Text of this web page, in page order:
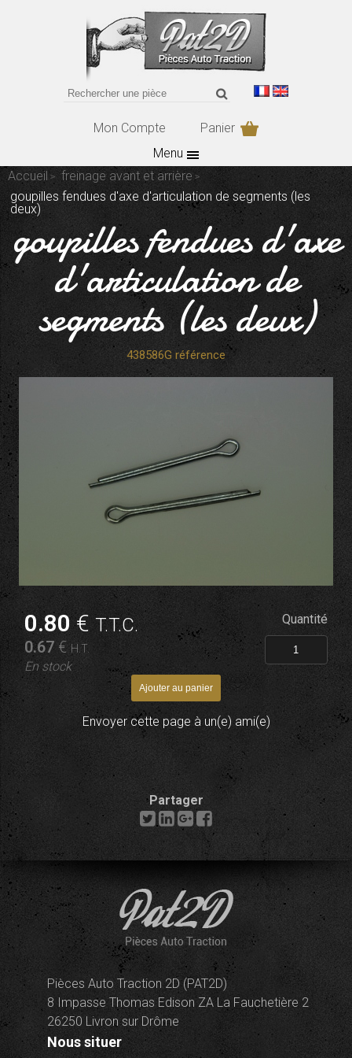
Mon Compte
Panier
Menu
Accueil
freinage avant et arrière
goupilles fendues d'axe d'articulation de segments (les
deux)
goupilles fendues d'axe
d'articulation de
segments (les deux)
438586G référence
0.80€T.T.C.
0.67 € H.T.
En stock
Quantité
Envoyer cette page à un(e) ami(e)
Partager
Pièces Auto Traction 2D (PAT2D)
8 Impasse Thomas Edison ZA La Fauchetière 2
26250 Livron sur Drôme
Nous situer